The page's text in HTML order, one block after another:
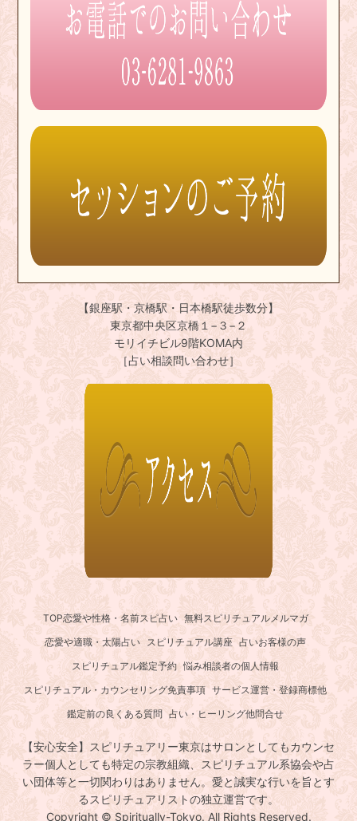
【銀座駅・京橋駅・日本橋駅徒歩数分】
東京都中央区京橋１−３−２
モリイチビル9階KOMA内
［占い相談問い合わせ］
TOP恋愛や性格・名前スピ占い 無料スピリチュアルメルマガ
恋愛や適職・太陽占い
スピリチュアル講座 占いお客様の声
スピリチュアル鑑定予約 悩み相談者の個人情報
スピリチュアル・カウンセリング免責事項 サービス運営・登録商標他
鑑定前の良くある質問 占い・ヒーリング他問合せ
【安心安全】スピリチュアリー東京はサロンとしてもカウンセ
ラー個人としても特定の宗教組織、スピリチュアル系協会や占
い団体等と一切関わりはありません。愛と誠実な行いを旨とす
るスピリチュアリストの独立運営です。
Copyright © Spiritually-Tokyo. All Rights Reserved.